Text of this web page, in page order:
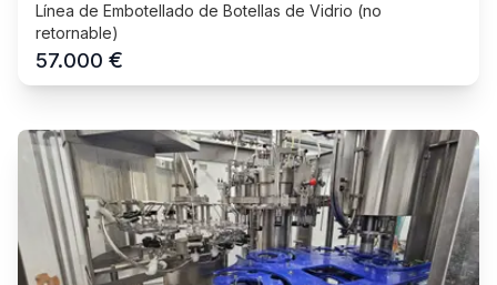
Línea de Embotellado de Botellas de Vidrio (no
retornable)
57.000 €